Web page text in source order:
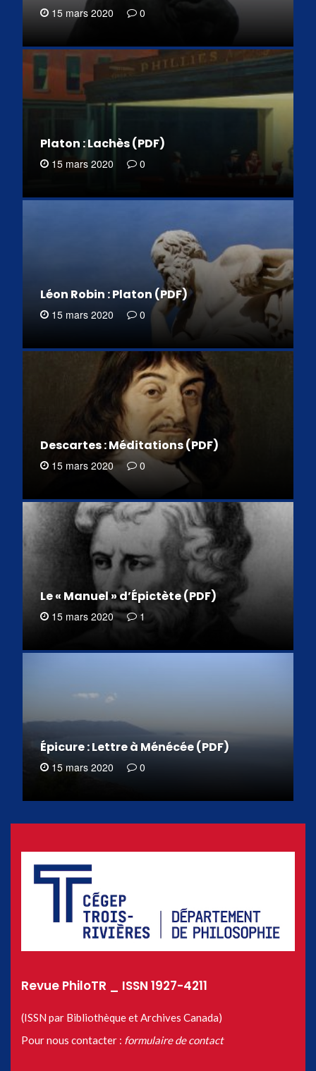
15 mars 2020 0
Platon : Lachès (PDF)
15 mars 2020 0
Léon Robin : Platon (PDF)
15 mars 2020 0
Descartes : Méditations (PDF)
15 mars 2020 0
Le « Manuel » d’Épictète (PDF)
15 mars 2020 1
Épicure : Lettre à Ménécée (PDF)
15 mars 2020 0
Revue PhiloTR _ ISSN 1927-4211
(ISSN par Bibliothèque et Archives Canada)
Pour nous contacter : formulaire de contact